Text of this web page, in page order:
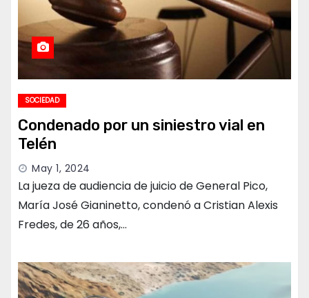
SOCIEDAD
Condenado por un siniestro vial en
Telén
May 1, 2024
La jueza de audiencia de juicio de General Pico,
María José Gianinetto, condenó a Cristian Alexis
Fredes, de 26 años,…